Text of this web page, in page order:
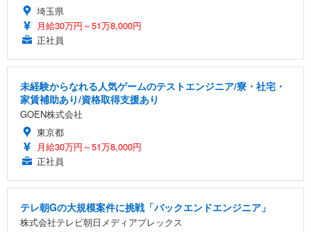
埼玉県
月給30万円～51万8,000円
正社員
未経験からなれる人気ゲームのテストエンジニア/寮・社宅・
家賃補助あり/資格取得支援あり
GOEN株式会社
東京都
月給30万円～51万8,000円
正社員
テレ朝Gの大規模案件に挑戦「バックエンドエンジニア」
株式会社テレビ朝日メディアプレックス